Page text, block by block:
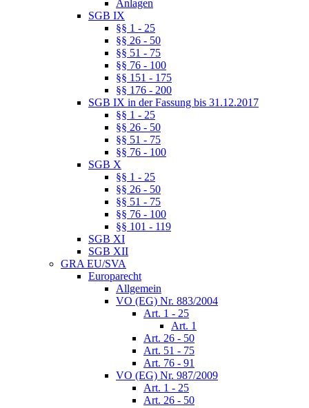
Anlagen
SGB IX
§§ 1 - 25
§§ 26 - 50
§§ 51 - 75
§§ 76 - 100
§§ 151 - 175
§§ 176 - 200
SGB IX in der Fassung bis 31.12.2017
§§ 1 - 25
§§ 26 - 50
§§ 51 - 75
§§ 76 - 100
SGB X
§§ 1 - 25
§§ 26 - 50
§§ 51 - 75
§§ 76 - 100
§§ 101 - 119
SGB XI
SGB XII
GRA EU/SVA
Europarecht
Allgemein
VO (EG) Nr. 883/2004
Art. 1 - 25
Art. 1
Art. 26 - 50
Art. 51 - 75
Art. 76 - 91
VO (EG) Nr. 987/2009
Art. 1 - 25
Art. 26 - 50